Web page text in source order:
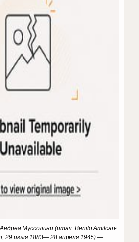
Муссолини (итал. BenitoAmilcare
; 29 июля 1883— 28 апреля 1945) —